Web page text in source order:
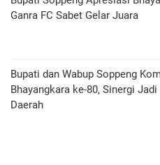
Ganra FC Sabet Gelar Juara
Bupati dan Wabup Soppeng
Bhayangkara ke-80, Sinergi
Daerah